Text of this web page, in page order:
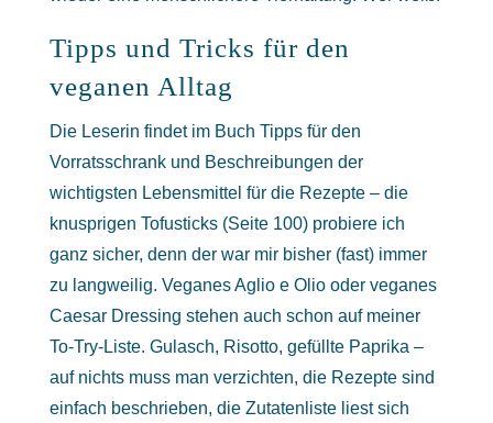
Tipps und Tricks für den
veganen Alltag
Die Leserin findet im Buch Tipps für den
Vorratsschrank und Beschreibungen der
wichtigsten Lebensmittel für die Rezepte – die
knusprigen Tofusticks (Seite 100) probiere ich
ganz sicher, denn der war mir bisher (fast) immer
zu langweilig. Veganes Aglio e Olio oder veganes
Caesar Dressing stehen auch schon auf meiner
To-Try-Liste. Gulasch, Risotto, gefüllte Paprika –
auf nichts muss man verzichten, die Rezepte sind
einfach beschrieben, die Zutatenliste liest sich